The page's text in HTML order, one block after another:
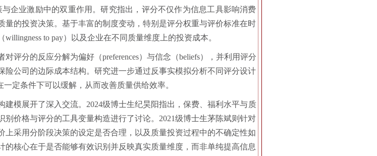
与企业激励中的双重作用。研究指出，评分不仅作为信息工具影响消费
的投资决策。基于丰富的制度变动，特别是评分权重与评价标准在时
to pay）以及企业在不同质量维度上的投资成本。
评分的反应分解为偏好（preferences）与信念（beliefs），并利用评分
公司的边际成本结构。研究进一步通过反事实模拟分析不同评分设计
定条件下可以缓解，从而改善质量供给效率。
模展开了深入交流。2024级博士生纪昊阳指出，保费、福利水平与质
价格与评分的工具变量构造进行了讨论。2021级博士生茅陈斌则针对
采用分阶段决策的设定是否合理，以及质量投资过程中的不确定性如
核心在于是否能够有效识别并反映真实质量维度，而非单纯提高信息